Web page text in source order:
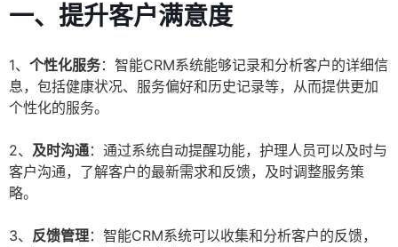
一、提升客户满意度
1、 个性化服务：智能CRM系统能够记录和分析客户的详细信
息，包括健康状况、服务偏好和历史记录等，从而提供更加
个性化的服务。
2、 及时沟通：通过系统自动提醒功能，护理人员可以及时与
客户沟通，了解客户的最新需求和反馈，及时调整服务策
略。
3、 反馈管理：智能CRM系统可以收集和分析客户的反馈，